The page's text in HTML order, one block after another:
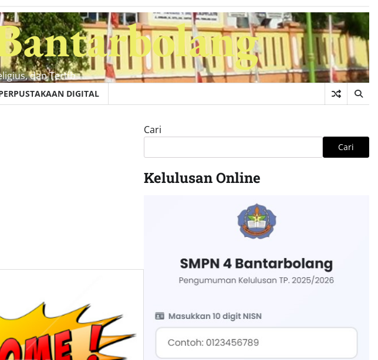
dan Tertib
DIGITAL
Cari
Cari
Kelulusan Online